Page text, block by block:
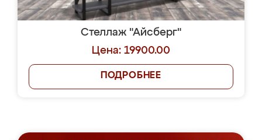
Стеллаж "Айсберг"
Цена: 19900.00
ПОДРОБНЕЕ